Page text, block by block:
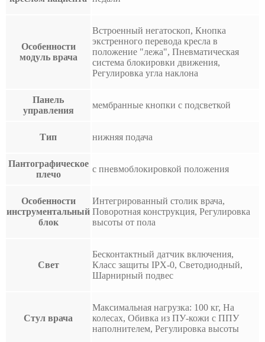
Особенности
модуль врача
Встроенный негатоскоп, Кнопка
экстренного перевода кресла в
положение "лежа", Пневматическая
система блокировки движения,
Регулировка угла наклона
Панель
управления
мембранные кнопки с подсветкой
Тип нижняя подача
Пантографическое
плечо
с пневмоблокировкой положения
Особенности
инструментальный
блок
Интегрированный столик врача,
Поворотная конструкция, Регулировка
высоты от пола
Свет
Бесконтактный датчик включения,
Класс защиты IPX-0, Светодиодный,
Шарнирный подвес
Стул врача
Максимальная нагрузка: 100 кг, На
колесах, Обивка из ПУ-кожи с ППУ
наполнителем, Регулировка высоты